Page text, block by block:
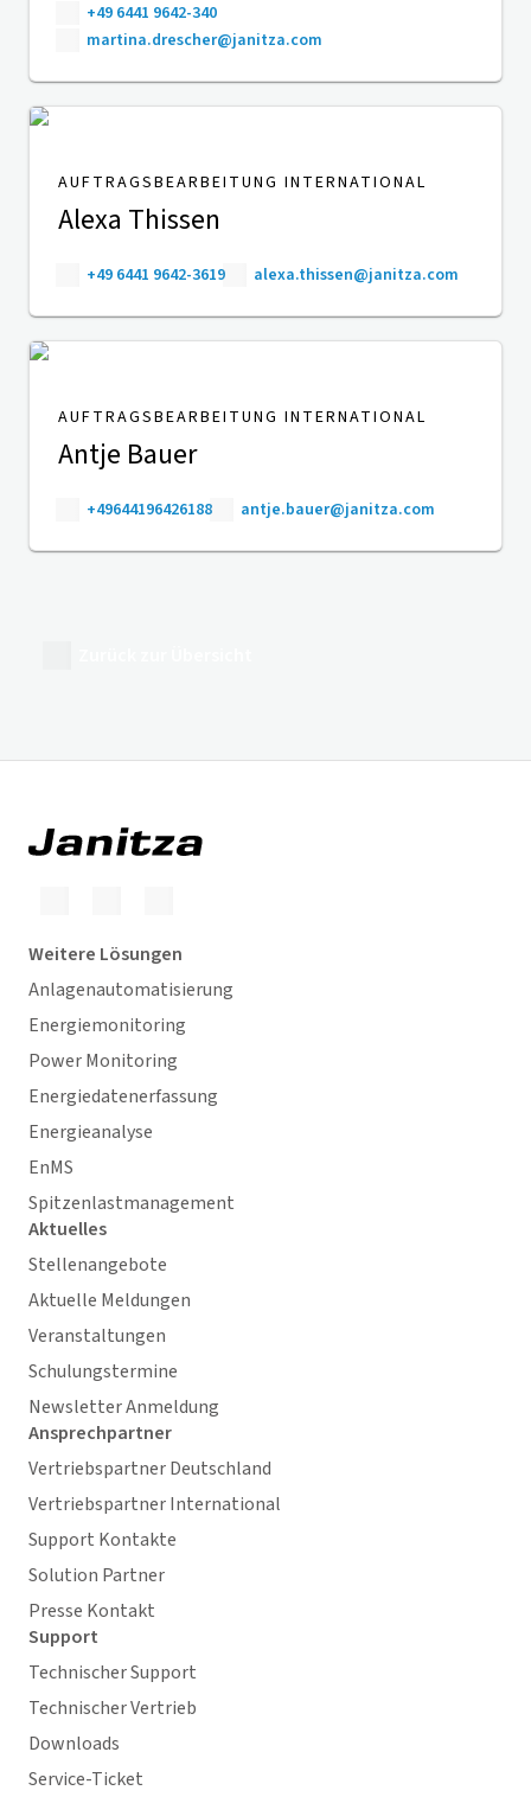
+49 6441 9642-340
martina.drescher@janitza.com
AUFTRAGSBEARBEITUNG INTERNATIONAL
Alexa Thissen
+49 6441 9642-3619 alexa.thissen@janitza.com
AUFTRAGSBEARBEITUNG INTERNATIONAL
Antje Bauer
+49644196426188 antje.bauer@janitza.com
Weitere Lösungen
Anlagenautomatisierung
Energiemonitoring
Power Monitoring
Energiedatenerfassung
Energieanalyse
EnMS
Spitzenlastmanagement
Aktuelles
Stellenangebote
Aktuelle Meldungen
Veranstaltungen
Schulungstermine
Newsletter Anmeldung
Ansprechpartner
Vertriebspartner Deutschland
Vertriebspartner International
Support Kontakte
Solution Partner
Presse Kontakt
Support
Technischer Support
Technischer Vertrieb
Downloads
Service-Ticket